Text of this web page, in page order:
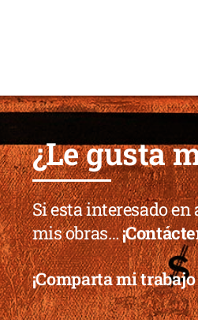
¿Le gusta
Si esta interesado
mis obras…
¡Comparta mi